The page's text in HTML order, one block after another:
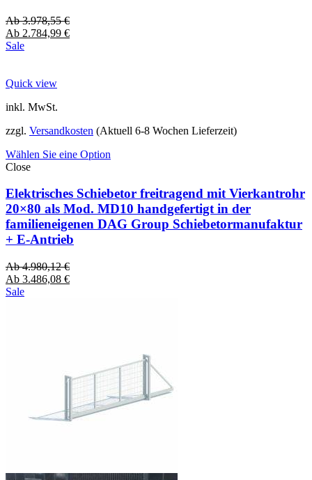
Ab3.978,55€
Ab 2.784,99 €
Sale
Quick view
inkl. MwSt.
zzgl. Versandkosten (Aktuell 6-8 Wochen Lieferzeit)
Wählen Sie eine Option
Close
Elektrisches Schiebetor freitragend mit Vierkantrohr
20×80 als Mod. MD10 handgefertigt in der
familieneigenen DAG Group Schiebetormanufaktur
+ E-Antrieb
Ab4.980,12€
Ab 3.486,08 €
Sale